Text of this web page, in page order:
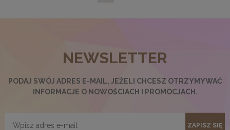
Potykacz reklamowy z opalanego drewna - składana
tablica kredowa w rozmiarze 50x90 cm
89,99 zł
NEWSLETTER
PODAJ SWÓJ ADRES E-MAIL, JEŻELI CHCESZ OTRZYMYWAĆ
INFORMACJE O NOWOŚCIACH I PROMOCJACH.
ZAPISZ SIĘ